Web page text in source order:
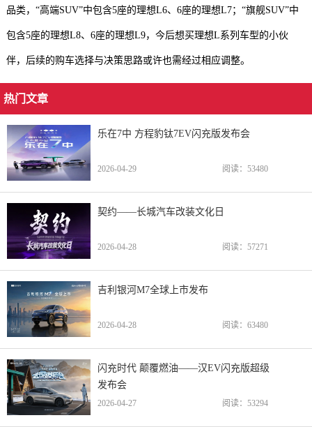
品类，“高端SUV”中包含5座的理想L6、6座的理想L7；“旗舰SUV”中
包含5座的理想L8、6座的理想L9，今后想买理想L系列车型的小伙
伴，后续的购车选择与决策思路或许也需经过相应调整。
热门文章
乐在7中 方程豹钛7EV闪充版发布会
2026-04-29 阅读：53480
契约——长城汽车改装文化日
2026-04-28 阅读：57271
吉利银河M7全球上市发布
2026-04-28 阅读：63480
闪充时代 颠覆燃油——汉EV闪充版超级
发布会
2026-04-27 阅读：53294